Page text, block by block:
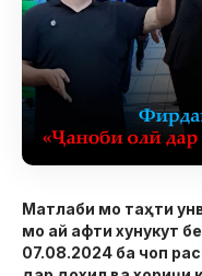
Матлаби мо таҳти
мо ай афти хунукут
07.08.2024 ба чоп